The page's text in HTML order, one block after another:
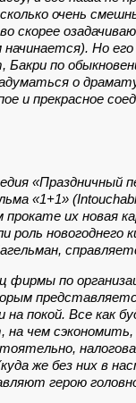
очень
скорее
Но его
по
о
и прекрасное
«Праздничный
«1+1»
прокате их новая
роль новогоднего
фирмы по
покой. Все как
чем
же без них в
герою